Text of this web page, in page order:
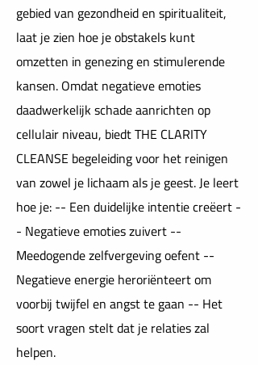
gebied van gezondheid en spiritualiteit,
laat je zien hoe je obstakels kunt
omzetten in genezing en stimulerende
kansen. Omdat negatieve emoties
daadwerkelijk schade aanrichten op
cellulair niveau, biedt THE CLARITY
CLEANSE begeleiding voor het reinigen
van zowel je lichaam als je geest. Je leert
hoe je: -- Een duidelijke intentie creëert -
- Negatieve emoties zuivert --
Meedogende zelfvergeving oefent --
Negatieve energie heroriënteert om
voorbij twijfel en angst te gaan -- Het
soort vragen stelt dat je relaties zal
helpen.